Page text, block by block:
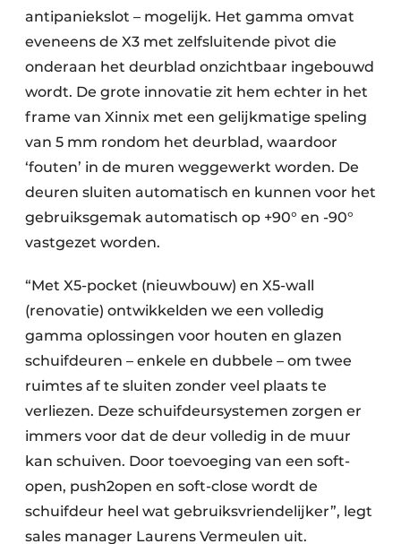
antipaniekslot – mogelijk. Het gamma omvat
eveneens de X3 met zelfsluitende pivot die
onderaan het deurblad onzichtbaar ingebouwd
wordt. De grote innovatie zit hem echter in het
frame van Xinnix met een gelijkmatige speling
van 5 mm rondom het deurblad, waardoor
‘fouten’ in de muren weggewerkt worden. De
deuren sluiten automatisch en kunnen voor het
gebruiksgemak automatisch op +90° en -90°
vastgezet worden.
“Met X5-pocket (nieuwbouw) en X5-wall
(renovatie) ontwikkelden we een volledig
gamma oplossingen voor houten en glazen
schuifdeuren – enkele en dubbele – om twee
ruimtes af te sluiten zonder veel plaats te
verliezen. Deze schuifdeursystemen zorgen er
immers voor dat de deur volledig in de muur
kan schuiven. Door toevoeging van een soft-
open, push2open en soft-close wordt de
schuifdeur heel wat gebruiksvriendelijker”, legt
sales manager Laurens Vermeulen uit.